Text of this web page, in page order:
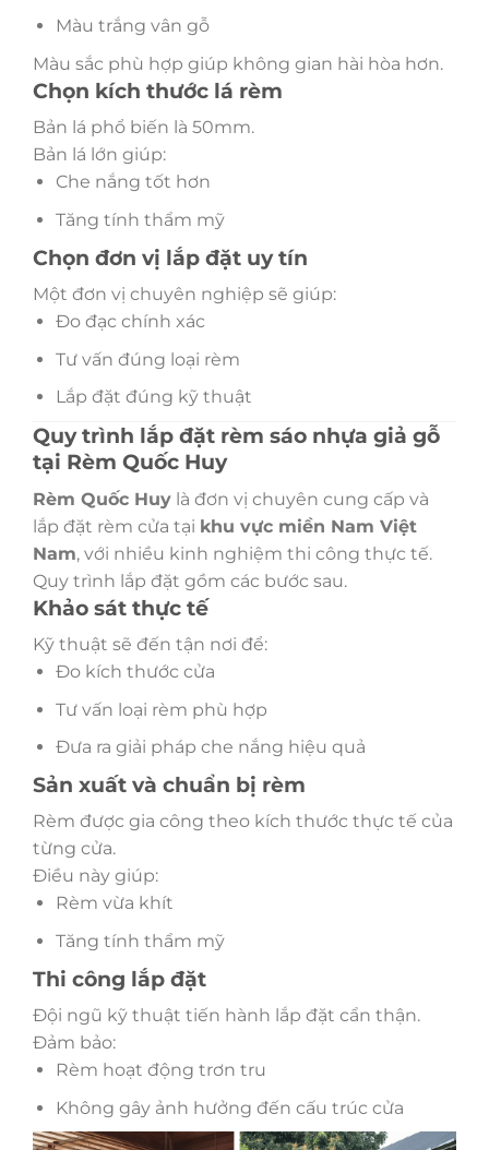
Màu trắng vân gỗ
Màu sắc phù hợp giúp không gian hài hòa hơn.
Chọn kích thước lá rèm
Bản lá phổ biến là 50mm.
Bản lá lớn giúp:
Che nắng tốt hơn
Tăng tính thẩm mỹ
Chọn đơn vị lắp đặt uy tín
Một đơn vị chuyên nghiệp sẽ giúp:
Đo đạc chính xác
Tư vấn đúng loại rèm
Lắp đặt đúng kỹ thuật
Quy trình lắp đặt rèm sáo nhựa giả gỗ
tại Rèm Quốc Huy
Rèm Quốc Huy là đơn vị chuyên cung cấp và
lắp đặt rèm cửa tại khu vực miền Nam Việt
Nam, với nhiều kinh nghiệm thi công thực tế.
Quy trình lắp đặt gồm các bước sau.
Khảo sát thực tế
Kỹ thuật sẽ đến tận nơi để:
Đo kích thước cửa
Tư vấn loại rèm phù hợp
Đưa ra giải pháp che nắng hiệu quả
Sản xuất và chuẩn bị rèm
Rèm được gia công theo kích thước thực tế của
từng cửa.
Điều này giúp:
Rèm vừa khít
Tăng tính thẩm mỹ
Thi công lắp đặt
Đội ngũ kỹ thuật tiến hành lắp đặt cẩn thận.
Đảm bảo:
Rèm hoạt động trơn tru
Không gây ảnh hưởng đến cấu trúc cửa